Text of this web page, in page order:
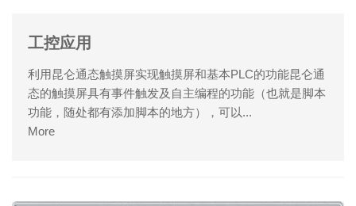
工控应用
利用昆仑通态触摸屏实现触摸屏和基本PLC的功能昆仑通
态的触摸屏具有事件触发及自主编程的功能（也就是脚本
功能，随处都有添加脚本的地方），可以...
More